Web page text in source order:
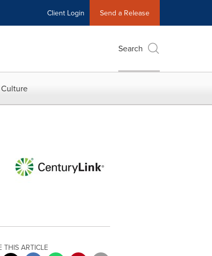
Client Login Send a Release
Search
THIS ARTICLE